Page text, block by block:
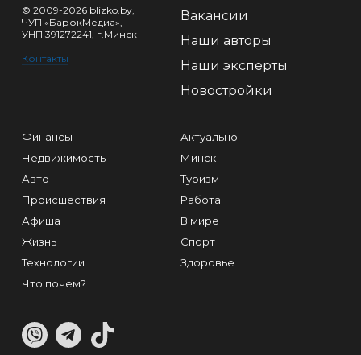
© 2009-2026 blizko.by,
ЧУП «БарокМедиа»,
УНП 391272241, г.Минск
Контакты
Вакансии
Наши авторы
Наши эксперты
Новостройки
Финансы
Недвижимость
Авто
Происшествия
Афиша
Жизнь
Технологии
Что почем?
Актуально
Минск
Туризм
Работа
В мире
Спорт
Здоровье